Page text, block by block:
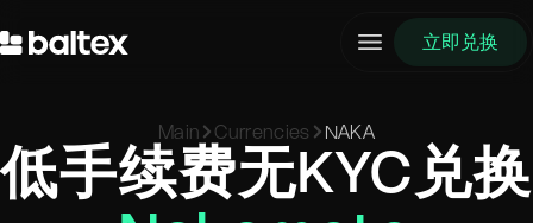
立即兑换
Main Currencies NAKA
低手续费无KYC兑换